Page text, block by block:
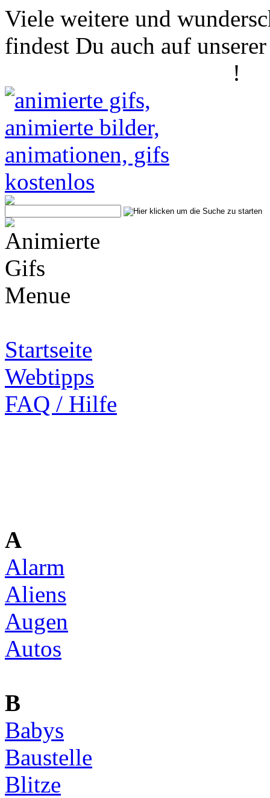
Viele weitere und
findest Du auch auf
!
Startseite
Webtipps
FAQ / Hilfe
A
Alarm
Aliens
Augen
Autos
B
Babys
Baustelle
Blitze